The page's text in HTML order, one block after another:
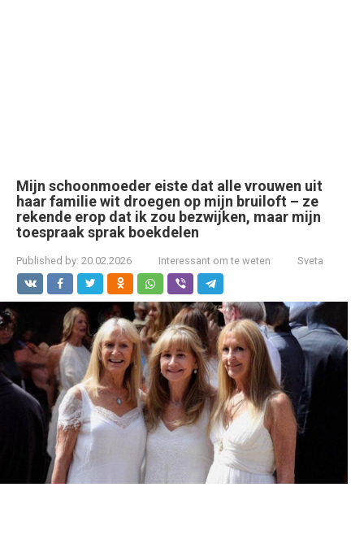
Mijn schoonmoeder eiste dat alle vrouwen uit
haar familie wit droegen op mijn bruiloft – ze
rekende erop dat ik zou bezwijken, maar mijn
toespraak sprak boekdelen
Published by: 20.02.2026 Interessant om te weten Sveta